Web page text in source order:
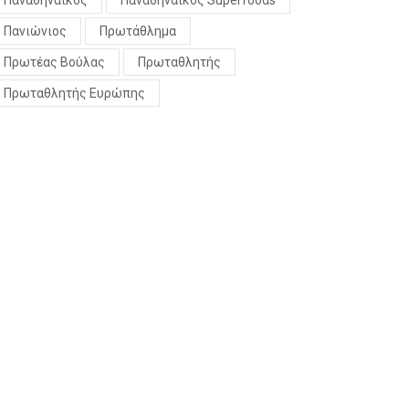
Πανιώνιος Πρωτάθλημα
Πρωτέας Βούλας Πρωταθλητής
Πρωταθλητής Ευρώπης